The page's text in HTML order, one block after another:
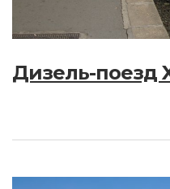
Дизель-поезд